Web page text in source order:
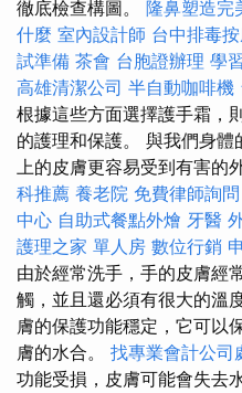
徹底檢查構圖。 隆鼻塑造完
什麼 室內設計師 台中排毒
試準備 茶會 台胞證辦理 學
高雄清潔公司 半自動咖啡機
根據這些方面選擇護手霜，
的護理和保護。 與我們身
上的皮膚更容易受到有害的
科推薦 養老院 免費律師詢問
中心 自助式餐點外燴 牙醫
護理之家 單人房 數位行銷
由於經常洗手，手的皮膚經
觸，並且還必須有很大的溫
膚的保護功能穩定，它可以
膚的水合。 找專業會計公司
功能受損，皮膚可能會失去